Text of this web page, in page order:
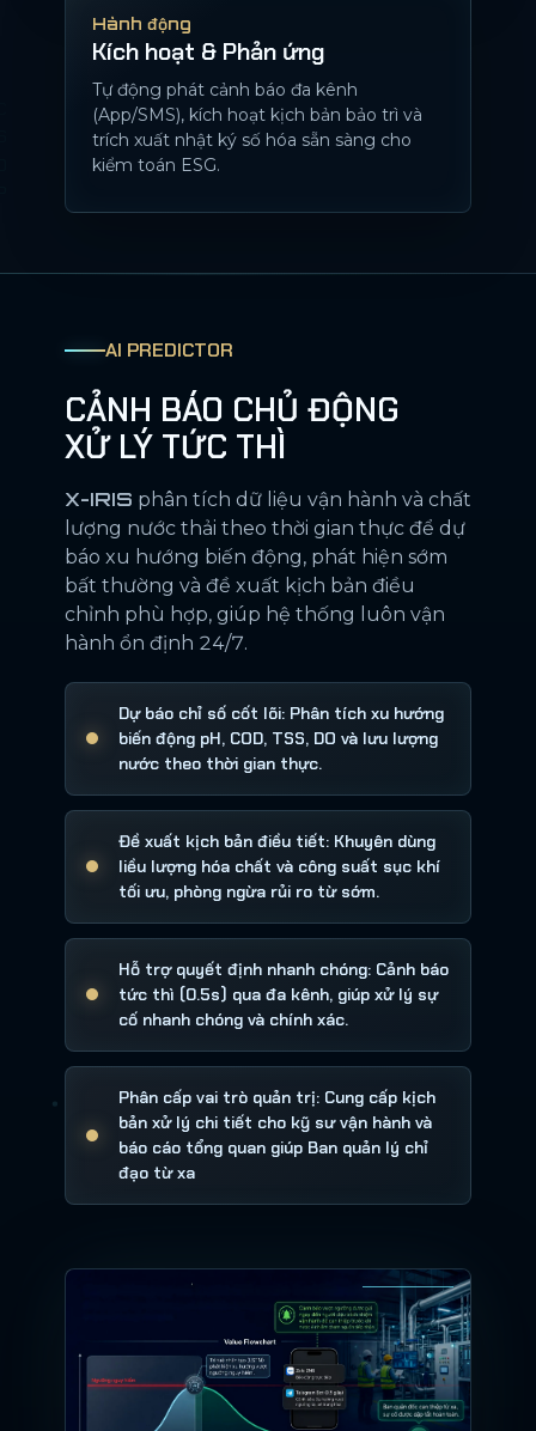
Hành động
Kích hoạt & Phản ứng
Tự động phát cảnh báo đa kênh
(App/SMS), kích hoạt kịch bản bảo trì và
trích xuất nhật ký số hóa sẵn sàng cho
kiểm toán ESG.
AI PREDICTOR
CẢNH BÁO CHỦ ĐỘNG
XỬ LÝ TỨC THÌ
X-IRIS phân tích dữ liệu vận hành và chất
lượng nước thải theo thời gian thực để dự
báo xu hướng biến động, phát hiện sớm
bất thường và đề xuất kịch bản điều
chỉnh phù hợp, giúp hệ thống luôn vận
hành ổn định 24/7.
Dự báo chỉ số cốt lõi: Phân tích xu hướng
biến động pH, COD, TSS, DO và lưu lượng
nước theo thời gian thực.
Đề xuất kịch bản điều tiết: Khuyên dùng
liều lượng hóa chất và công suất sục khí
tối ưu, phòng ngừa rủi ro từ sớm.
Hỗ trợ quyết định nhanh chóng: Cảnh báo
tức thì (0.5s) qua đa kênh, giúp xử lý sự
cố nhanh chóng và chính xác.
Phân cấp vai trò quản trị: Cung cấp kịch
bản xử lý chi tiết cho kỹ sư vận hành và
báo cáo tổng quan giúp Ban quản lý chỉ
đạo từ xa